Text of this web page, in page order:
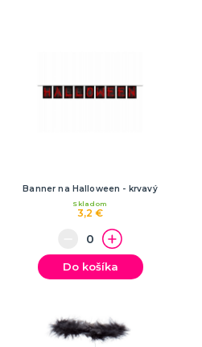
Banner na Halloween - krvavý
3,2 €
Skladom
Do košíka